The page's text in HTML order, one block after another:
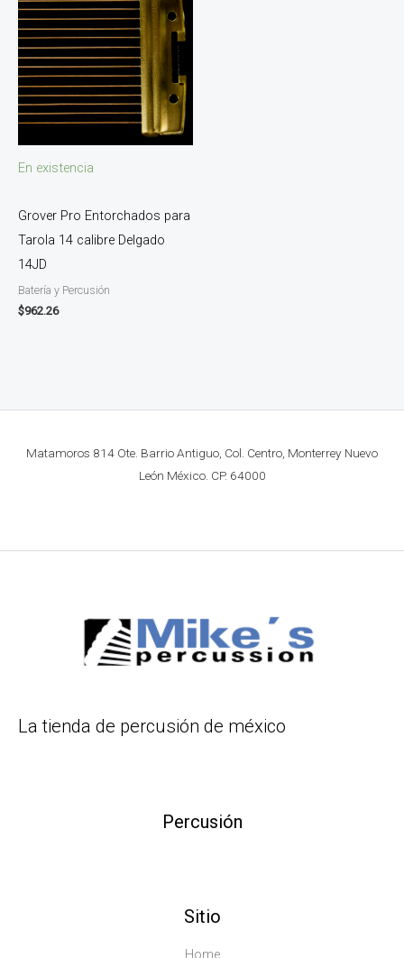
En existencia
Grover Pro Entorchados para
Tarola 14 calibre Delgado
14JD
Batería y Percusión
$962.26
Matamoros 814 Ote. Barrio Antiguo, Col. Centro, Monterrey Nuevo
León México. CP. 64000
La tienda de percusión de méxico
Percusión
Sitio
Home